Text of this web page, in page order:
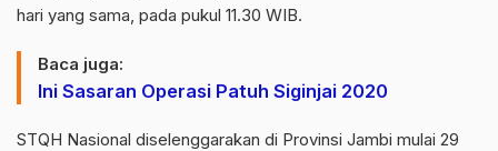
hari yang sama, pada pukul 11.30 WIB.
Baca juga:
Ini Sasaran Operasi Patuh Siginjai 2020
STQH Nasional diselenggarakan di Provinsi Jambi mulai 29